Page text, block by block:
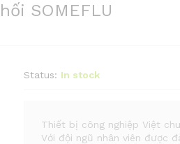
SOMEFLU
Status: In stock
Thiết bị công nghiệp Việt
Với đội ngũ nhân viên được